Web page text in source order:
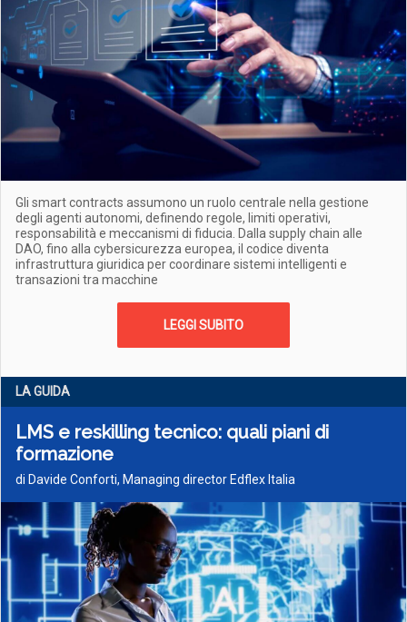
Gli smart contracts assumono un ruolo centrale nella gestione
degli agenti autonomi, definendo regole, limiti operativi,
responsabilità e meccanismi di fiducia. Dalla supply chain alle
DAO, fino alla cybersicurezza europea, il codice diventa
infrastruttura giuridica per coordinare sistemi intelligenti e
transazioni tra macchine
LEGGI SUBITO
LA GUIDA
LMS e reskilling tecnico: quali piani di
formazione
di Davide Conforti, Managing director Edflex Italia